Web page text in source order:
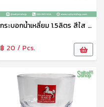
กระบอกน้ำเหลี่ยม 1.5ลิตร สีใส UT-6503/1 UNT
฿ 20 / Pcs.